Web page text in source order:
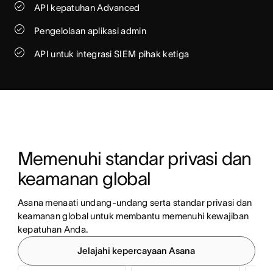
API kepatuhan Advanced
Pengelolaan aplikasi admin
API untuk integrasi SIEM pihak ketiga
Memenuhi standar privasi dan
keamanan global
Asana menaati undang-undang serta standar privasi dan
keamanan global untuk membantu memenuhi kewajiban
kepatuhan Anda.
Jelajahi kepercayaan Asana